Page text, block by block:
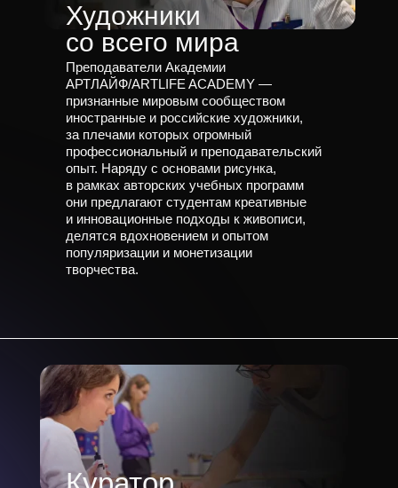
Художники
со всего мира
Преподаватели Академии
АРТЛАЙФ/ARTLIFE ACADEMY —
признанные мировым сообществом
иностранные и российские художники,
за плечами которых огромный
профессиональный и преподавательский
опыт. Наряду с основами рисунка,
в рамках авторских учебных программ
они предлагают студентам креативные
и инновационные подходы к живописи,
делятся вдохновением и опытом
популяризации и монетизации
творчества.